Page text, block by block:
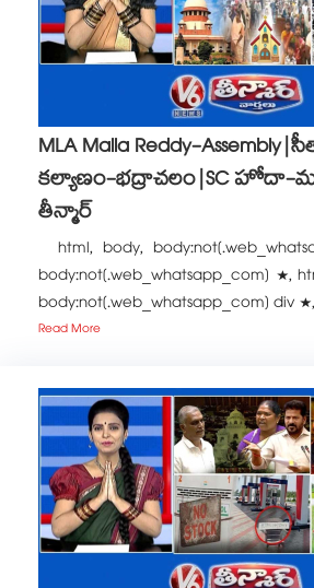
MLA Malla Reddy-
కల్యాణం-భద్రాచలం|SC హోదా-
తీన్మార్
html, body,
body:not(.web_whatsapp_com) *,
body:not(.web_whatsapp_com) div *,
Read More